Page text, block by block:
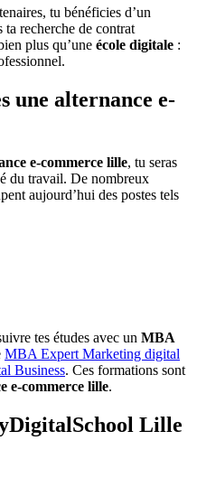
tu bénéficies d’un
ta recherche de contrat
plus qu’une école digitale :
une alternance e-
e-commerce lille, tu seras
du travail. De nombreux
aujourd’hui des postes tels
tes études avec un MBA
MBA Expert Marketing digital
Business. Ces formations sont
e-commerce lille.
Lille